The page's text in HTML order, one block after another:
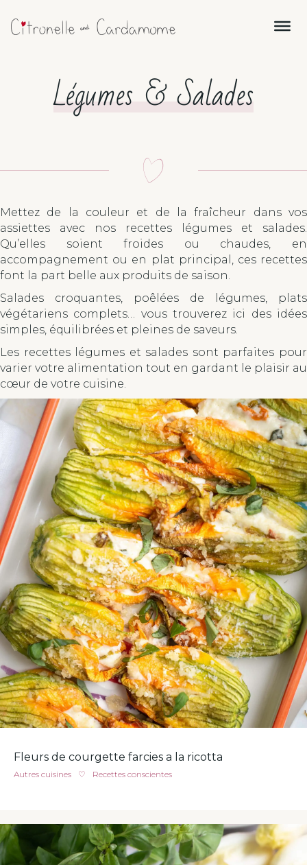
Légumes & Salades
Mettez de la couleur et de la fraîcheur dans vos
assiettes avec nos recettes légumes et salades.
Qu’elles soient froides ou chaudes, en
accompagnement ou en plat principal, ces recettes
font la part belle aux produits de saison.
Salades croquantes, poêlées de légumes, plats
végétariens complets… vous trouverez ici des idées
simples, équilibrées et pleines de saveurs.
Les recettes légumes et salades sont parfaites pour
varier votre alimentation tout en gardant le plaisir au
cœur de votre cuisine.
Fleurs de courgette farcies a la ricotta
Autres cuisines ♡ Recettes conscientes